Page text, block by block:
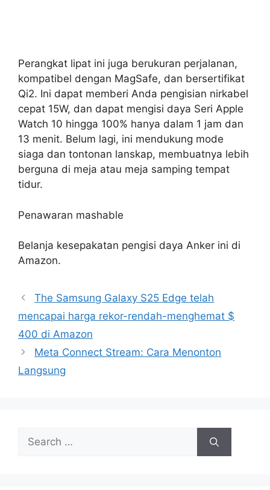
Perangkat lipat ini juga berukuran perjalanan,
kompatibel dengan MagSafe, dan bersertifikat
Qi2. Ini dapat memberi Anda pengisian nirkabel
cepat 15W, dan dapat mengisi daya Seri Apple
Watch 10 hingga 100% hanya dalam 1 jam dan
13 menit. Belum lagi, ini mendukung mode
siaga dan tontonan lanskap, membuatnya lebih
berguna di meja atau meja samping tempat
tidur.
Penawaran mashable
Belanja kesepakatan pengisi daya Anker ini di
Amazon.
The Samsung Galaxy S25 Edge telah
mencapai harga rekor-rendah-menghemat $
400 di Amazon
Meta Connect Stream: Cara Menonton
Langsung
Search
for: